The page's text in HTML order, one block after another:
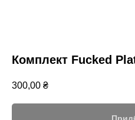
Комплект Fucked
300,00 ₴